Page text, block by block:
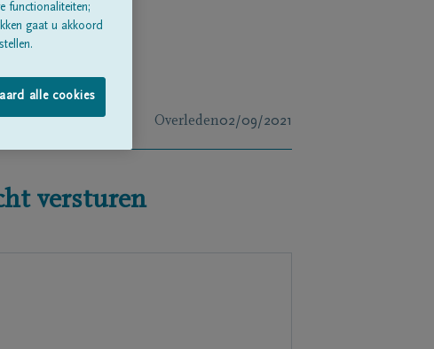
Overleden02/09/2021
versturen
functionaliteiten;
gaat u akkoord
alle cookies